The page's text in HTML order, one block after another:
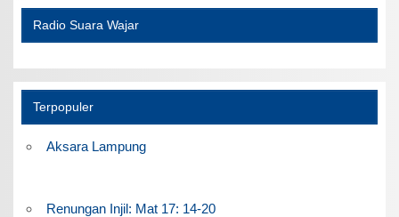
Radio Suara Wajar
Terpopuler
Aksara Lampung
Renungan Injil: Mat 17: 14-20